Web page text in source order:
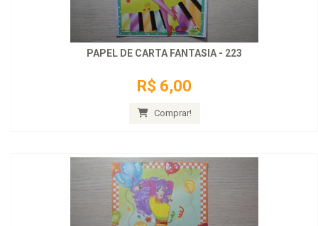
PAPEL DE CARTA FANTASIA - 223
R$ 6,00
Comprar!